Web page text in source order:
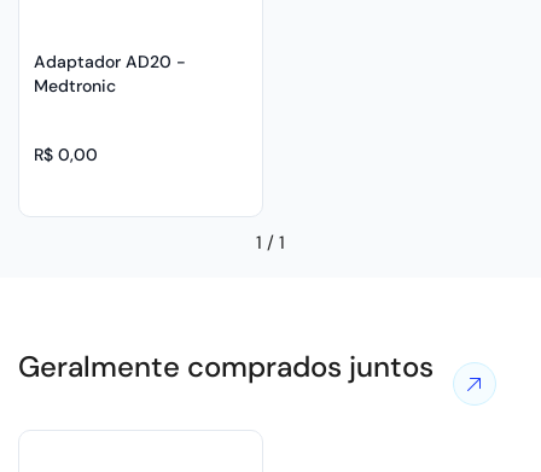
Adaptador AD20 -
Medtronic
R$ 0,00
1 / 1
Geralmente comprados juntos Ver
mais